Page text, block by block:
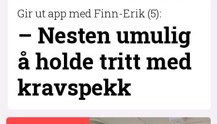
Gir ut app med Finn-Erik (5):
– Nesten umulig
å holde tritt med
krav­spekk